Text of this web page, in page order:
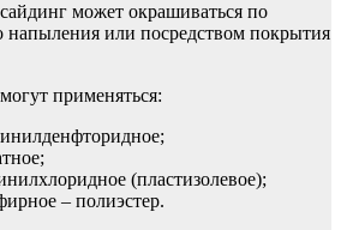
может окрашиваться по
напыления или посредством покрытия
применяться:
(пластизолевое);
– полиэстер.